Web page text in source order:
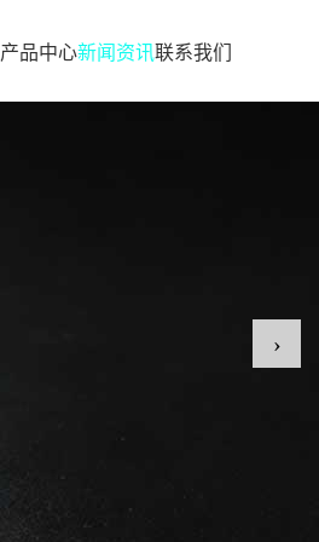
产品中心新闻资讯联系我们
›